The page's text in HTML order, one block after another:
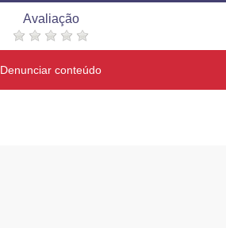
Avaliação
Denunciar conteúdo